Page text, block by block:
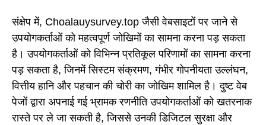
संक्षेप में, Choalauysurvey.top जैसी वेबसाइटों पर जाने से
उपयोगकर्ताओं को महत्वपूर्ण जोखिमों का सामना करना पड़ सकता
है। उपयोगकर्ताओं को विभिन्न प्रतिकूल परिणामों का सामना करना
पड़ सकता है, जिनमें सिस्टम संक्रमण, गंभीर गोपनीयता उल्लंघन,
वित्तीय हानि और पहचान की चोरी का जोखिम शामिल है। दुष्ट वेब
पेजों द्वारा अपनाई गई भ्रामक रणनीति उपयोगकर्ताओं को खतरनाक
रास्ते पर ले जा सकती है, जिससे उनकी डिजिटल सुरक्षा और